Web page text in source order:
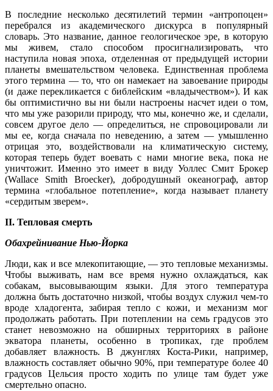
В последние несколько десятилетий термин «антропоцен»
перебрался из академического дискурса в популярный
словарь. Это название, данное геологическое эре, в которую
мы живем, стало способом просигнализировать, что
наступила новая эпоха, отделенная от предыдущей истории
планеты вмешательством человека. Единственная проблема
этого термина — то, что он намекает на завоевание природы
(и даже перекликается с библейским «владычеством»). И как
бы оптимистично вы ни были настроены насчет идеи о том,
что мы уже разорили природу, что мы, конечно же, и сделали,
совсем другое дело — определиться, не спровоцировали ли
мы ее, когда сначала по неведению, а затем — умышленно
отрицая это, воздействовали на климатическую систему,
которая теперь будет воевать с нами многие века, пока не
уничтожит. Именно это имеет в виду Уоллес Смит Брокер
(Wallace Smith Broecker), добродушный океанограф, автор
термина «глобальное потепление», когда называет планету
«сердитым зверем».
II. Тепловая смерть
Обахрейнивание Нью-Йорка
Люди, как и все млекопитающие, — это тепловые механизмы.
Чтобы выживать, нам все время нужно охлаждаться, как
собакам, высовывающим языки. Для этого температура
должна быть достаточно низкой, чтобы воздух служил чем-то
вроде хладогента, забирая тепло с кожи, и механизм мог
продолжать работать. При потеплении на семь градусов это
станет невозможно на обширных территориях в районе
экватора планеты, особенно в тропиках, где проблем
добавляет влажность. В джунглях Коста-Рики, например,
влажность составляет обычно 90%, при температуре более 40
градусов Цельсия просто ходить по улице там будет уже
смертельно опасно.